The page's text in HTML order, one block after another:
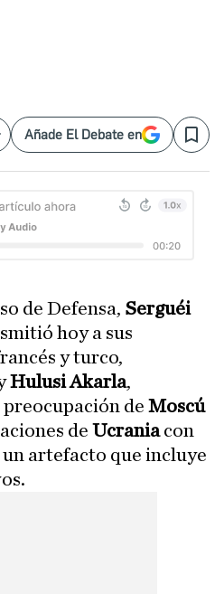
Añade El Debate en Save
de Defensa, Serguéi
hoy a sus
y turco,
Hulusi Akarla,
de Moscú
de Ucraniacon
artefacto que incluye